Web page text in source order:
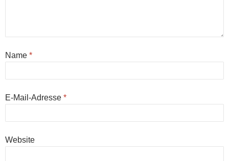
Name *
E-Mail-Adresse *
Website